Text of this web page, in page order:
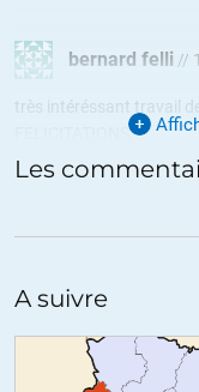
bernard felli //
très intéréssant travail
FELICITATIONS.
livre de Pierre Péan «
Une version « drôle »
Les
A suivre